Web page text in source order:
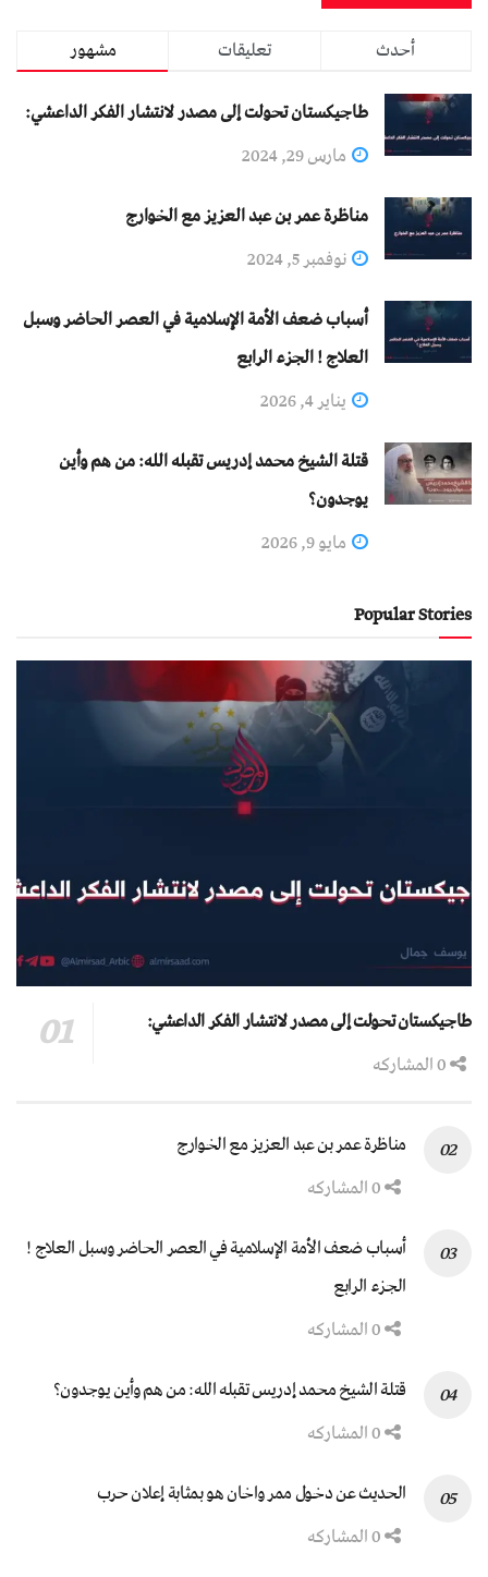
مشهور تعليقات
أحدث
طاجيكستان تحولت إلى مصدر لانتشار الفكر الداعشي:
مارس 29, 2024
مناظرة عمر بن عبد العزيز مع الخوارج
نوفمبر 5, 2024
أسباب ضعف الأمة الإسلامية في العصر الحاضر وسبل
العلاج ! الجزء الرابع
يناير 4, 2026
قتلة الشيخ محمد إدريس تقبله الله: من هم وأين
يوجدون؟
مايو 9, 2026
Popular Stories
طاجيكستان تحولت إلى مصدر لانتشار الفكر الداعشي:
مناظرة عمر بن عبد العزيز مع الخوارج
أسباب ضعف الأمة الإسلامية في العصر الحاضر وسبل العلاج !
الجزء الرابع
قتلة الشيخ محمد إدريس تقبله الله: من هم وأين يوجدون؟
الحديث عن دخول ممر واخان هو بمثابة إعلان حرب